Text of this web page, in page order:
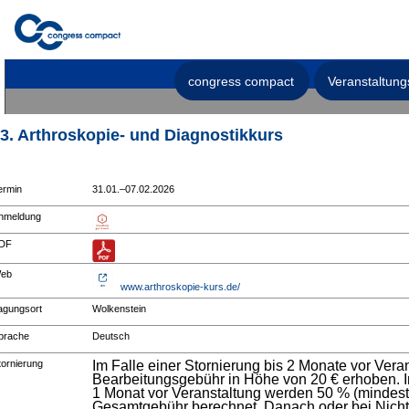
congress compact
Arthroskopie- und Diagnostikkurs
31.01.–07.02.2026
www.arthroskopie-kurs.de/
Wolkenstein
Deutsch
Im Falle einer Stornierung bis 2 Monate vor
Bearbeitungsgebühr in Höhe von 20 € erhoben.
1 Monat vor Veranstaltung werden 50 %